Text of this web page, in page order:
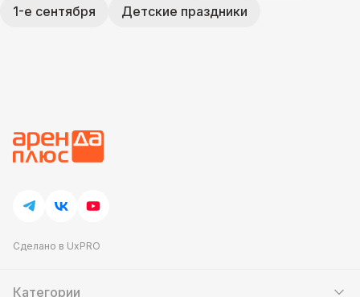
1-е сентября
Детские праздники
Сделано в UxPRO
Категории